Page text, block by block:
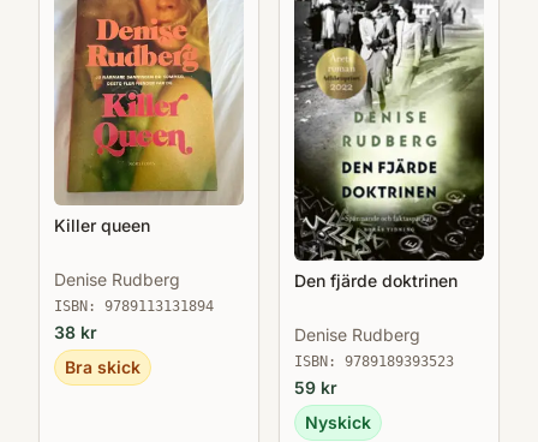
Killer queen
Denise Rudberg
ISBN: 9789113131894
38 kr
Bra skick
Den fjärde doktrinen
Denise Rudberg
ISBN: 9789189393523
59 kr
Nyskick